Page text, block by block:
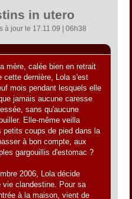
in utero
à jour le 17.11.09 | 06h38
mère, calée bien en retrait
cette dernière, Lola s'est
mois pendant lesquels elle
jamais aucune caresse
sans qu'aucune
Elle-même veilla
coups de pied dans la
à bon compte, aux
gargouillis d'estomac ?
2006, Lola décide
clandestine. Pour sa
à la maison, vient de